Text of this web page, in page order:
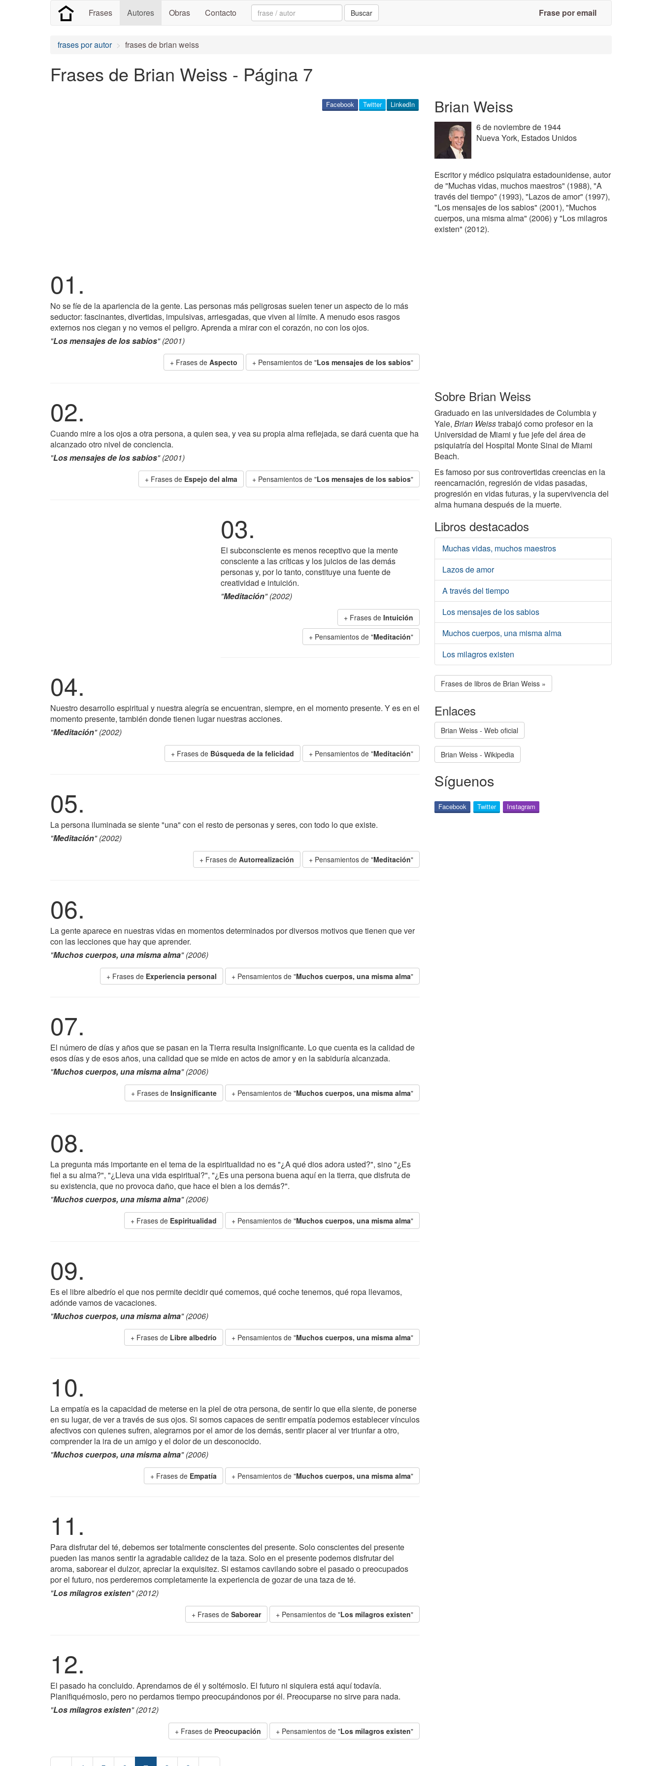
Frases Autores Obras Contacto Search: Buscar Frase por email
frases por autor frases de brian weiss
Frases de Brian Weiss - Página 7
LinkedIn
Twitter
Facebook
01.
No se fíe de la apariencia de la gente. Las personas más peligrosas suelen tener un aspecto de lo más
seductor: fascinantes, divertidas, impulsivas, arriesgadas, que viven al límite. A menudo esos rasgos
externos nos ciegan y no vemos el peligro. Aprenda a mirar con el corazón, no con los ojos.
"Los mensajes de los sabios" (2001)
+ Frases de Aspecto + Pensamientos de "Los mensajes de los sabios"
02.
Cuando mire a los ojos a otra persona, a quien sea, y vea su propia alma reflejada, se dará cuenta que ha
alcanzado otro nivel de conciencia.
"Los mensajes de los sabios" (2001)
+ Frases de Espejo del alma + Pensamientos de "Los mensajes de los sabios"
03.
El subconsciente es menos receptivo que la mente
consciente a las críticas y los juicios de las demás
personas y, por lo tanto, constituye una fuente de
creatividad e intuición.
"Meditación" (2002)
+ Frases de Intuición
+ Pensamientos de "Meditación"
04.
Nuestro desarrollo espiritual y nuestra alegría se encuentran, siempre, en el momento presente. Y es en el
momento presente, también donde tienen lugar nuestras acciones.
"Meditación" (2002)
+ Frases de Búsqueda de la felicidad + Pensamientos de "Meditación"
05.
La persona iluminada se siente "una" con el resto de personas y seres, con todo lo que existe.
"Meditación" (2002)
+ Frases de Autorrealización + Pensamientos de "Meditación"
06.
La gente aparece en nuestras vidas en momentos determinados por diversos motivos que tienen que ver
con las lecciones que hay que aprender.
"Muchos cuerpos, una misma alma" (2006)
+ Frases de Experiencia personal + Pensamientos de "Muchos cuerpos, una misma alma"
07.
El número de días y años que se pasan en la Tierra resulta insignificante. Lo que cuenta es la calidad de
esos días y de esos años, una calidad que se mide en actos de amor y en la sabiduría alcanzada.
"Muchos cuerpos, una misma alma" (2006)
+ Frases de Insignificante + Pensamientos de "Muchos cuerpos, una misma alma"
08.
La pregunta más importante en el tema de la espiritualidad no es "¿A qué dios adora usted?", sino "¿Es
fiel a su alma?", "¿Lleva una vida espiritual?", "¿Es una persona buena aquí en la tierra, que disfruta de
su existencia, que no provoca daño, que hace el bien a los demás?".
"Muchos cuerpos, una misma alma" (2006)
+ Frases de Espiritualidad + Pensamientos de "Muchos cuerpos, una misma alma"
09.
Es el libre albedrío el que nos permite decidir qué comemos, qué coche tenemos, qué ropa llevamos,
adónde vamos de vacaciones.
"Muchos cuerpos, una misma alma" (2006)
+ Frases de Libre albedrío + Pensamientos de "Muchos cuerpos, una misma alma"
10.
La empatía es la capacidad de meterse en la piel de otra persona, de sentir lo que ella siente, de ponerse
en su lugar, de ver a través de sus ojos. Si somos capaces de sentir empatía podemos establecer vínculos
afectivos con quienes sufren, alegrarnos por el amor de los demás, sentir placer al ver triunfar a otro,
comprender la ira de un amigo y el dolor de un desconocido.
"Muchos cuerpos, una misma alma" (2006)
+ Frases de Empatía + Pensamientos de "Muchos cuerpos, una misma alma"
11.
Para disfrutar del té, debemos ser totalmente conscientes del presente. Solo conscientes del presente
pueden las manos sentir la agradable calidez de la taza. Solo en el presente podemos disfrutar del
aroma, saborear el dulzor, apreciar la exquisitez. Si estamos cavilando sobre el pasado o preocupados
por el futuro, nos perderemos completamente la experiencia de gozar de una taza de té.
"Los milagros existen" (2012)
+ Frases de Saborear + Pensamientos de "Los milagros existen"
12.
El pasado ha concluido. Aprendamos de él y soltémoslo. El futuro ni siquiera está aquí todavía.
Planifiquémoslo, pero no perdamos tiempo preocupándonos por él. Preocuparse no sirve para nada.
"Los milagros existen" (2012)
+ Frases de Preocupación + Pensamientos de "Los milagros existen"
Brian Weiss
6 de noviembre de 1944
Nueva York, Estados Unidos
Escritor y médico psiquiatra estadounidense, autor
de "Muchas vidas, muchos maestros" (1988), "A
través del tiempo" (1993), "Lazos de amor" (1997),
"Los mensajes de los sabios" (2001), "Muchos
cuerpos, una misma alma" (2006) y "Los milagros
existen" (2012).
Sobre Brian Weiss
Graduado en las universidades de Columbia y
Yale, Brian Weisstrabajó como profesor en la
Universidad de Miami y fue jefe del área de
psiquiatría del Hospital Monte Sinai de Miami
Beach.
Es famoso por sus controvertidas creencias en la
reencarnación, regresión de vidas pasadas,
progresión en vidas futuras, y la supervivencia del
alma humana después de la muerte.
Libros destacados
Muchas vidas, muchos maestros
Lazos de amor
A través del tiempo
Los mensajes de los sabios
Muchos cuerpos, una misma alma
Los milagros existen
Frases de libros de Brian Weiss »
Enlaces
Brian Weiss - Web oficial
Brian Weiss - Wikipedia
Síguenos
Facebook Twitter Instagram